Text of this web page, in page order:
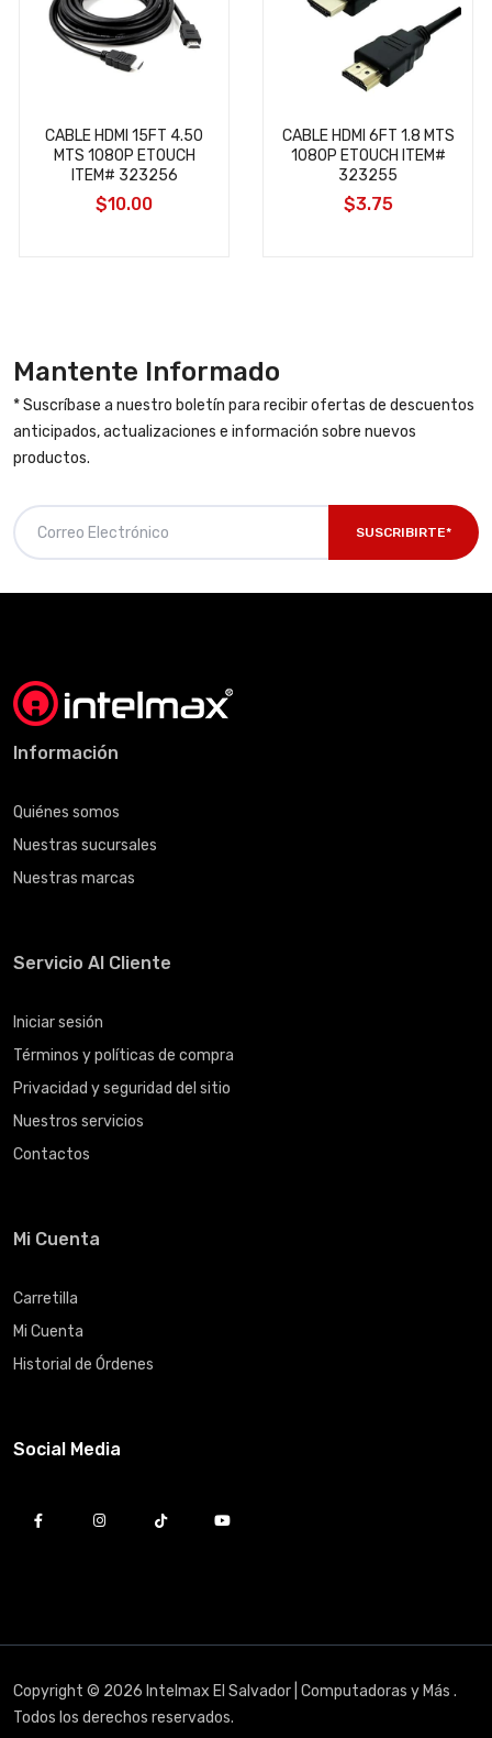
CABLE HDMI 15FT 4.50
MTS 1080P ETOUCH
ITEM# 323256
$10.00
CABLE HDMI 6FT 1.8 MTS
1080P ETOUCH ITEM#
323255
$3.75
Mantente Informado
* Suscríbase a nuestro boletín para recibir ofertas de descuentos
anticipados, actualizaciones e información sobre nuevos
productos.
SUSCRIBIRTE*
Información
Quiénes somos
Nuestras sucursales
Nuestras marcas
Servicio Al Cliente
Iniciar sesión
Términos y políticas de compra
Privacidad y seguridad del sitio
Nuestros servicios
Contactos
Mi Cuenta
Carretilla
Mi Cuenta
Historial de Órdenes
Social Media
Copyright © 2026 Intelmax El Salvador | Computadoras y Más .
Todos los derechos reservados.